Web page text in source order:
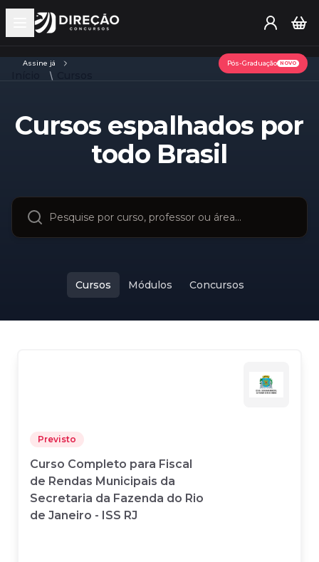
Open main menu
Assine já Pós-Graduação NOVO
Cursos espalhados por
todo Brasil
Cursos Módulos Concursos
Previsto
Curso Completo para Fiscal
de Rendas Municipais da
Secretaria da Fazenda do Rio
de Janeiro - ISS RJ